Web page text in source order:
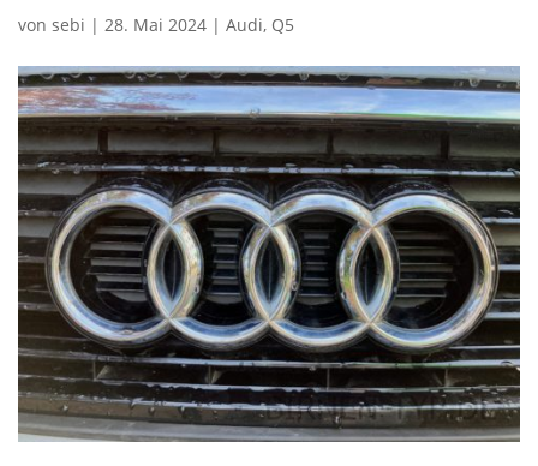
von sebi | 28. Mai 2024 | Audi, Q5